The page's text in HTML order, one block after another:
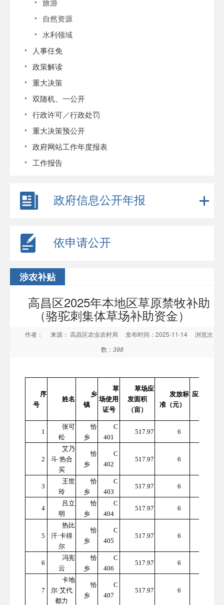
旅游
自然资源
水利领域
人事任免
政策解读
重大决策
双随机、一公开
行政许可／行政处罚
重大决策预公开
政府网站工作年度报表
工作报告
政府信息公开年报
依申请公开
涉农补贴
高昌区2025年本地区草原禁牧补助
（骆驼刺集体草场补助资金）
作者： 来源： 高昌区农业农村局 发布时间：2025-11-14
浏览次
数： 398
序
号
姓名
乡
镇
草
场使用
证号
草场应
发面积
（亩）
发放标
准（元）
应发资金
元）
1
张可
松
恰
乡
C
401
517.97 6
2
艾乃
斗·热合
买
恰
乡
C
402
517.97 6
3
王世
玲
恰
乡
C
403
517.97 6
4
吕立
明
恰
乡
C
404
517.97 6
5
热比
汗·卡得
尔
恰
乡
C
405
517.97 6
6
冯宪
云
恰
乡
C
406
517.97 6
7
卡地
尔·艾代
都力
恰
乡
C
407
517.97 6